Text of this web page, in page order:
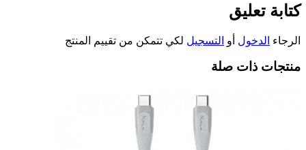
كتابة تعليق
الرجاء الدخول أو التسجيل لكي تتمكن من تقييم المنتج
منتجات ذات صلة